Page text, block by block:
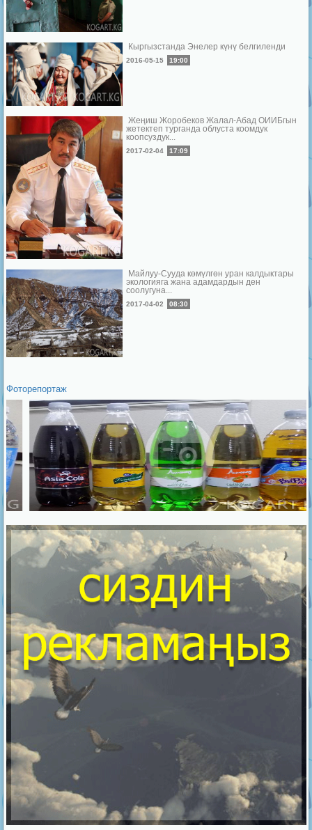
Кыргызстанда Энелер күнү белгиленди
2016-05-15 19:00
Жеңиш Жоробеков Жалал-Абад ОИИБгын
жетектеп турганда облуста коомдук
коопсуздук...
2017-02-04 17:09
Майлуу-Сууда көмүлгөн уран калдыктары
экологияга жана адамдардын ден
соолугуна...
2017-04-02 08:30
Фоторепортаж